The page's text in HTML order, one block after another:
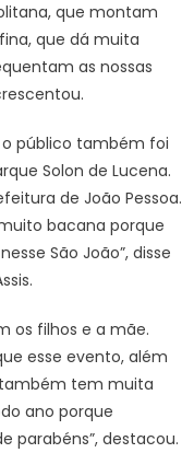
que montam
que dá muita
as nossas
o público também foi
Solon de Lucena.
de João Pessoa.
bacana porque
São João”, disse
os filhos e a mãe.
esse evento, além
tem muita
ano porque
parabéns”, destacou.